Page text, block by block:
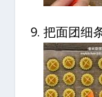
把面团细